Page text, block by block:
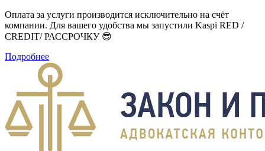
Оплата за услуги производится исключительно на счёт
компании. Для вашего удобства мы запустили Kaspi RED /
CREDIT/ РАССРОЧКУ 😎
Подробнее